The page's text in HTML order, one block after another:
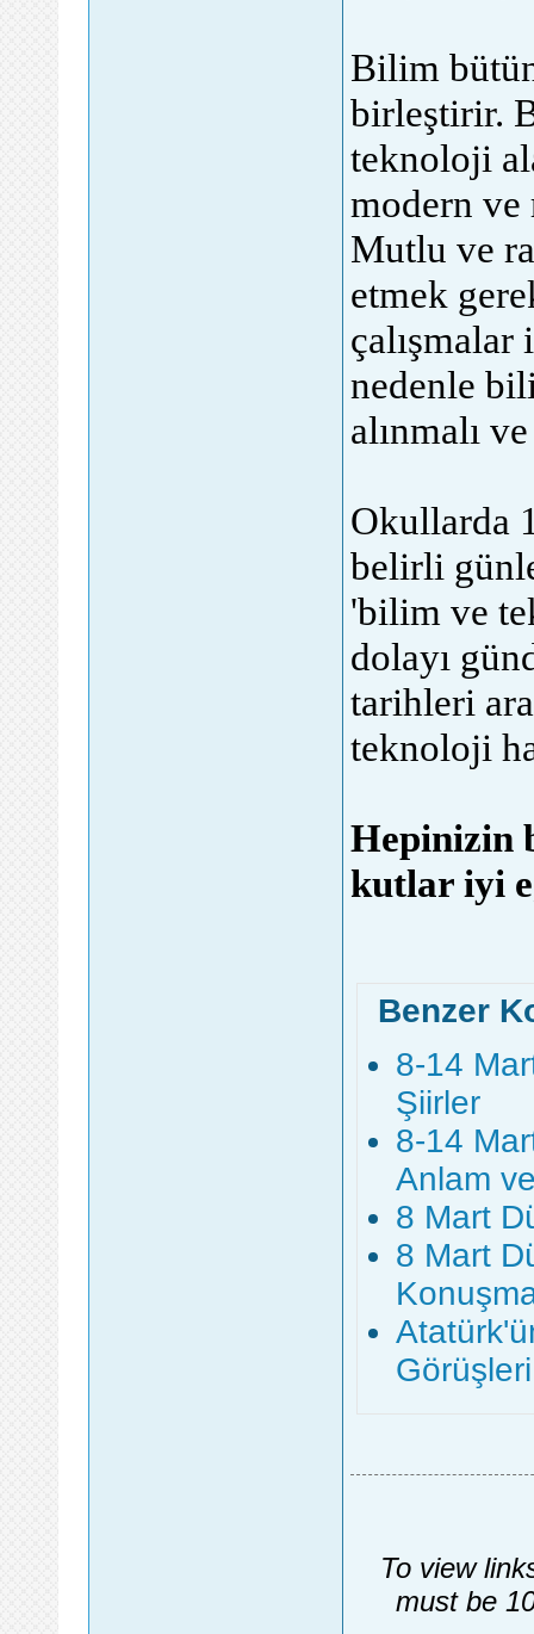
Bilim
birleştirir.
teknoloji
modern ve
Mutlu ve
etmek
çalışmalar
nedenle
alınmalı
Okullarda
belirli
'bilim ve
dolayı
tarihleri
teknoloji
Hepinizin
kutlar iyi
Benzer
8-14
Şiirler
8-14
Anlam
8 Mart
8 Mart
Görüşleri
To view
must be